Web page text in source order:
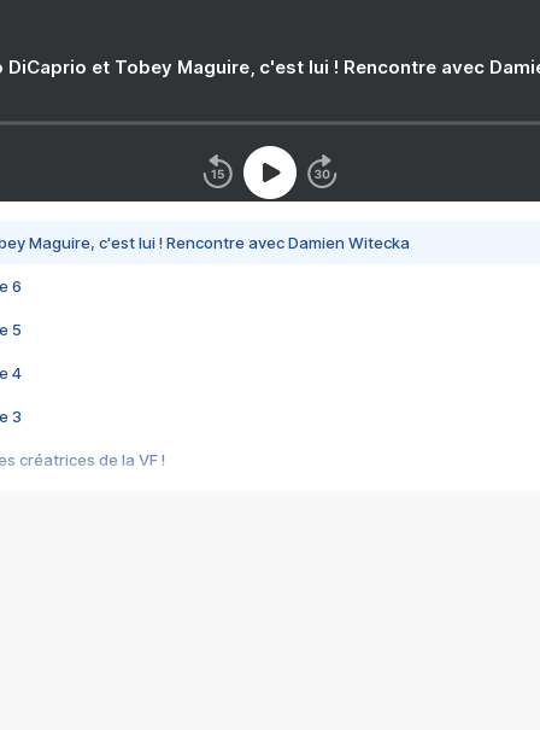
DiCaprio et Tobey Maguire, c'est lui ! Rencontre avec
Maguire, c'est lui ! Rencontre avec Damien Witecka
6
5
4
3
créatrices de la VF !